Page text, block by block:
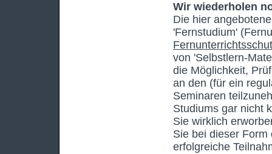
Wir wiederholen
Die hier
'Fernstudium'
von 'Selbstlern-
die Möglichkeit,
an den (für ein
Seminaren
Studiums gar nicht
Sie wirklich
Sie bei dieser
erfolgreiche